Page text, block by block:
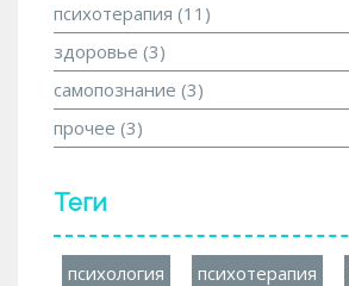
психотерапия (11)
здоровье (3)
самопознание (3)
прочее (3)
Теги
психология психотерапия